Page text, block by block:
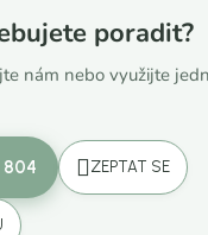
poradit?
nám nebo využijte
804 ZEPTAT SE